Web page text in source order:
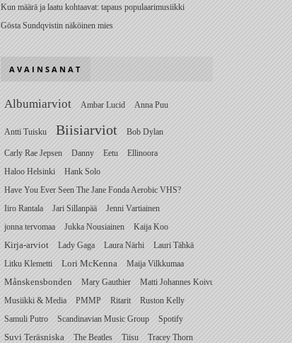
Kun määrä ja laatu kohtaavat: tapaus populaarimusiikki
Gösta Sundqvistin näköinen mies
AVAINSANAT
Albumiarviot Ambar Lucid Anna Puu
Antti Tuisku Biisiarviot Bob Dylan
Carly Rae Jepsen Danny Eetu
Ellinoora
Haloo Helsinki
Hank Solo
Have You Ever Seen The Jane Fonda Aerobic VHS?
Iiro Rantala
Jari Sillanpää
Jenni Vartiainen
jonna tervomaa
Jukka Nousiainen
Kaija Koo
Kirja-arviot
Lady Gaga Laura Närhi
Lauri Tähkä
Litku Klemetti
Lori McKenna
Maija Vilkkumaa
Månskensbonden
Mary Gauthier
Matti Johannes Koivu
Musiikki & Media
PMMP Ritarit
Ruston Kelly
Samuli Putro
Scandinavian Music Group
Spotify
Suvi Teräsniska
The Beatles Tiisu
Tracey Thorn